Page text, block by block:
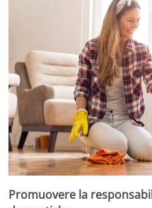
Promuovere la